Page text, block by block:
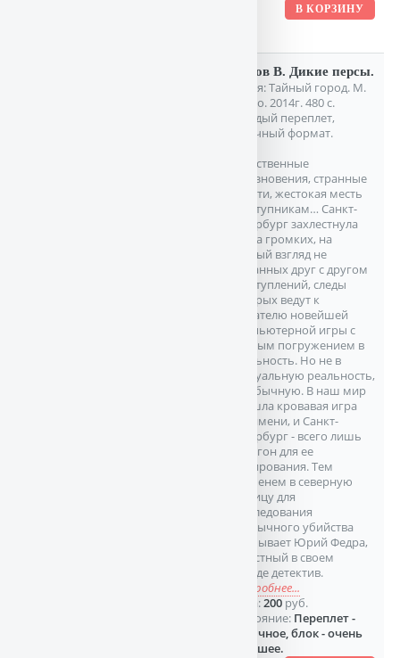
Панов В. Дикие персы.
Серия: Тайный город. М.
Эксмо. 2014г. 480 с.
Твердый переплет,
Обычный формат.
Таинственные
исчезновения, странные
смерти, жестокая месть
преступникам… Санкт-
Петербург захлестнула
волна громких, на
первый взгляд не
связанных друг с другом
преступлений, следы
которых ведут к
создателю новейшей
компьютерной игры с
полным погружением в
реальность. Но не в
виртуальную реальность,
а в обычную. В наш мир
пришла кровавая игра
без имени, и Санкт-
Петербург - всего лишь
полигон для ее
тестирования. Тем
временем в северную
столицу для
расследования
необычного убийства
прибывает Юрий Федра,
известный в своем
городе детектив.
подробнее...
Цена:200руб.
Состояние: Переплет -
отличное, блок - очень
хорошее.